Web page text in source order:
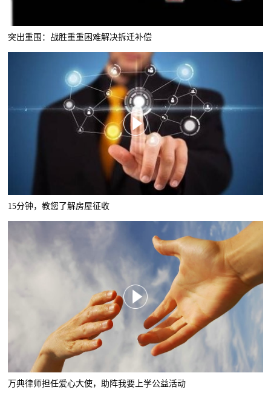
突出重围：战胜重重困难解决拆迁补偿
15分钟，教您了解房屋征收
万典律师担任爱心大使，助阵我要上学公益活动